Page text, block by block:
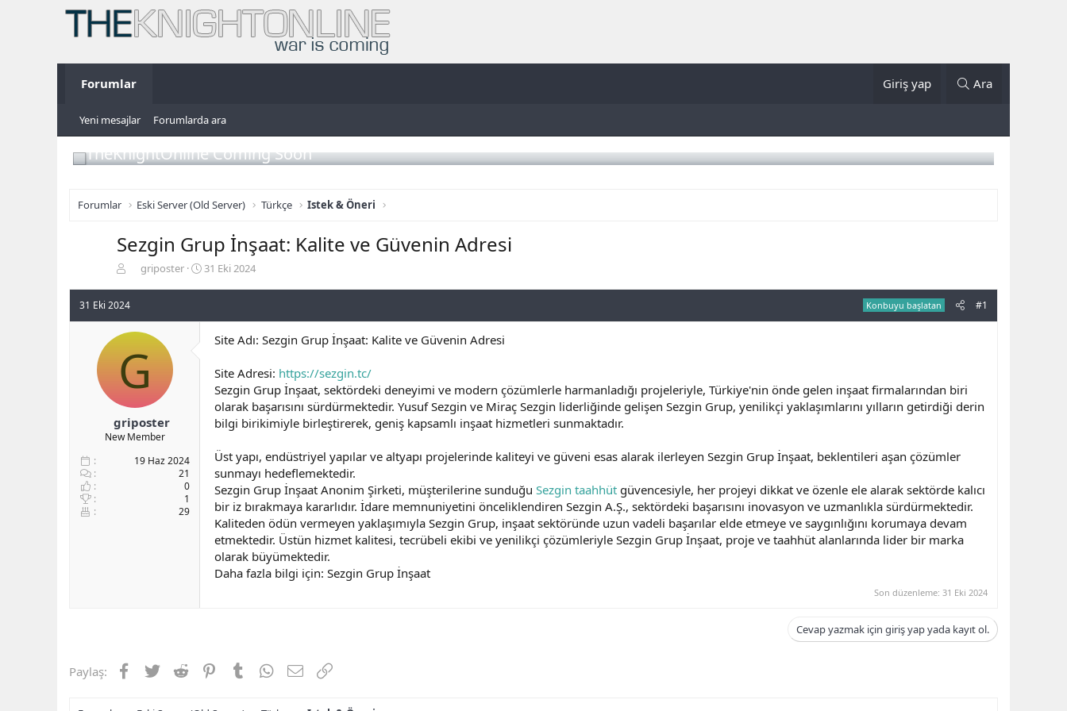
Forumlar Giriş yap Ara
Yeni mesajlar Forumlarda ara
TheKnightOnline Coming Soon
Forumlar Eski Server (Old Server) Türkçe Istek & Öneri
Sezgin Grup İnşaat: Kalite ve Güvenin Adresi
b
u
u
b
a
l
a
t
griposter
B
a
31 Eki 2024
31 Eki 2024 Konbuyu başlatan #1
G
griposter
New Member
19 Haz 2024
21
0
1
29
Site Adı: Sezgin Grup İnşaat: Kalite ve Güvenin Adresi
Site Adresi: https://sezgin.tc/
Sezgin Grup İnşaat, sektördeki deneyimi ve modern çözümlerle harmanladığı projeleriyle, Türkiye'nin önde gelen inşaat firmalarından biri
olarak başarısını sürdürmektedir. Yusuf Sezgin ve Miraç Sezgin liderliğinde gelişen Sezgin Grup, yenilikçi yaklaşımlarını yılların getirdiği derin
bilgi birikimiyle birleştirerek, geniş kapsamlı inşaat hizmetleri sunmaktadır.
Üst yapı, endüstriyel yapılar ve altyapı projelerinde kaliteyi ve güveni esas alarak ilerleyen Sezgin Grup İnşaat, beklentileri aşan çözümler
sunmayı hedeflemektedir.
Sezgin Grup İnşaat Anonim Şirketi, müşterilerine sunduğu Sezgin taahhüt güvencesiyle, her projeyi dikkat ve özenle ele alarak sektörde kalıcı
bir iz bırakmaya kararlıdır. İdare memnuniyetini önceliklendiren Sezgin A.Ş., sektördeki başarısını inovasyon ve uzmanlıkla sürdürmektedir.
Kaliteden ödün vermeyen yaklaşımıyla Sezgin Grup, inşaat sektöründe uzun vadeli başarılar elde etmeye ve saygınlığını korumaya devam
etmektedir. Üstün hizmet kalitesi, tecrübeli ekibi ve yenilikçi çözümleriyle Sezgin Grup İnşaat, proje ve taahhüt alanlarında lider bir marka
olarak büyümektedir.
Daha fazla bilgi için: Sezgin Grup İnşaat
Son düzenleme: 31 Eki 2024
Cevap yazmak için giriş yap yada kayıt ol.
Paylaş: Facebook
TwitterReddit PinterestTumblrWhatsApp
E-postaLink